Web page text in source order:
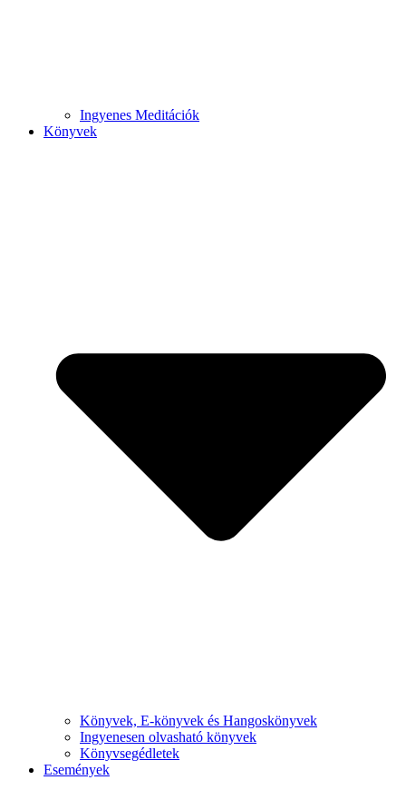
Ingyenes Meditációk
Könyvek
Könyvek, E-könyvek és Hangoskönyvek
Ingyenesen olvasható könyvek
Könyvsegédletek
Események